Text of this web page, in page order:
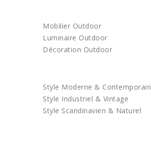
Mobilier Outdoor
Luminaire Outdoor
Décoration Outdoor
Style Moderne & Contemporain
Style Industriel & Vintage
Style Scandinavien & Naturel